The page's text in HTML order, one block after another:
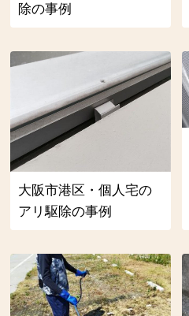
除の事例
大阪市港区・個人宅の
アリ駆除の事例